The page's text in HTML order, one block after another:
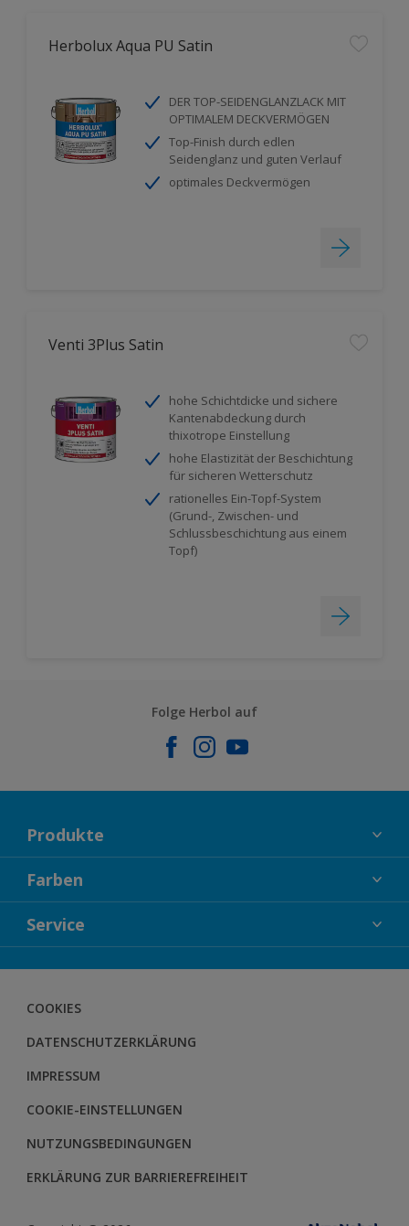
Herbolux Aqua PU Satin
DER TOP-SEIDENGLANZLACK MIT
OPTIMALEM DECKVERMÖGEN
Top-Finish durch edlen
Seidenglanz und guten Verlauf
optimales Deckvermögen
Venti 3Plus Satin
hohe Schichtdicke und sichere
Kantenabdeckung durch
thixotrope Einstellung
hohe Elastizität der Beschichtung
für sicheren Wetterschutz
rationelles Ein-Topf-System
(Grund-, Zwischen- und
Schlussbeschichtung aus einem
Topf)
Folge Herbol auf
Produkte
FASSADENFARBEN
INNENFARBEN
LACKE
BODENSYSTEM
Farben
KOLLEKTIONEN
FARBTRENDS
FARBBERATUNG
Service
HERBOL NACHRICHTEN
HERBOL WERBEMITTELSHOP
SCHULUNGEN
COOKIES
DATENSCHUTZERKLÄRUNG
IMPRESSUM
COOKIE-EINSTELLUNGEN
NUTZUNGSBEDINGUNGEN
ERKLÄRUNG ZUR BARRIEREFREIHEIT